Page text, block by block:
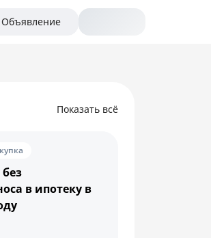
Объявление
Показать всё
в ипотеку в